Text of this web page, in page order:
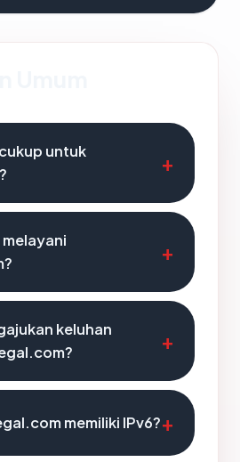
untuk
melayani
keluhan
memiliki IPv6?